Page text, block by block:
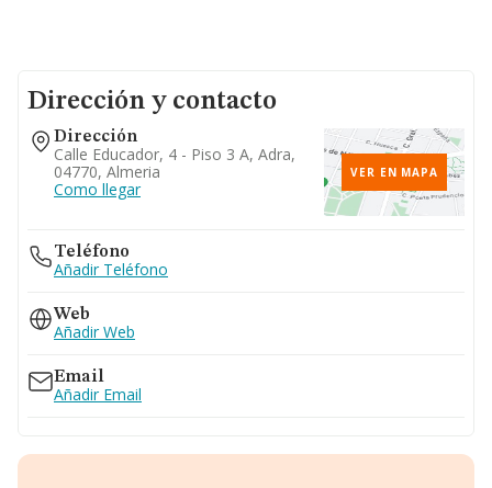
Dirección y contacto
Dirección
Calle Educador, 4 - Piso 3 A, Adra,
04770, Almeria
Como llegar
VER EN MAPA
Teléfono
Añadir Teléfono
Web
Añadir Web
Email
Añadir Email